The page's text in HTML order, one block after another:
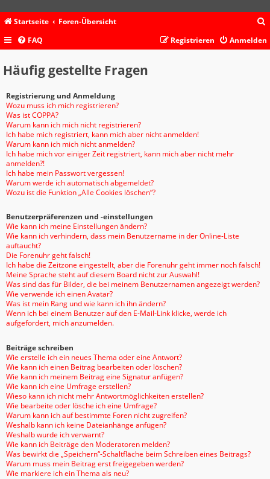
Startseite Foren-Übersicht
c
FAQ Anmelden
Registrieren
Häufig gestellte Fragen
Registrierung und Anmeldung
Wozu muss ich mich registrieren?
Was ist COPPA?
Warum kann ich mich nicht registrieren?
Ich habe mich registriert, kann mich aber nicht anmelden!
Warum kann ich mich nicht anmelden?
Ich habe mich vor einiger Zeit registriert, kann mich aber nicht mehr
anmelden?!
Ich habe mein Passwort vergessen!
Warum werde ich automatisch abgemeldet?
Wozu ist die Funktion „Alle Cookies löschen“?
Benutzerpräferenzen und -einstellungen
Wie kann ich meine Einstellungen ändern?
Wie kann ich verhindern, dass mein Benutzername in der Online-Liste
auftaucht?
Die Forenuhr geht falsch!
Ich habe die Zeitzone eingestellt, aber die Forenuhr geht immer noch falsch!
Meine Sprache steht auf diesem Board nicht zur Auswahl!
Was sind das für Bilder, die bei meinem Benutzernamen angezeigt werden?
Wie verwende ich einen Avatar?
Was ist mein Rang und wie kann ich ihn ändern?
Wenn ich bei einem Benutzer auf den E-Mail-Link klicke, werde ich
aufgefordert, mich anzumelden.
Beiträge schreiben
Wie erstelle ich ein neues Thema oder eine Antwort?
Wie kann ich einen Beitrag bearbeiten oder löschen?
Wie kann ich meinem Beitrag eine Signatur anfügen?
Wie kann ich eine Umfrage erstellen?
Wieso kann ich nicht mehr Antwortmöglichkeiten erstellen?
Wie bearbeite oder lösche ich eine Umfrage?
Warum kann ich auf bestimmte Foren nicht zugreifen?
Weshalb kann ich keine Dateianhänge anfügen?
Weshalb wurde ich verwarnt?
Wie kann ich Beiträge den Moderatoren melden?
Was bewirkt die „Speichern“-Schaltfläche beim Schreiben eines Beitrags?
Warum muss mein Beitrag erst freigegeben werden?
Wie markiere ich ein Thema als neu?